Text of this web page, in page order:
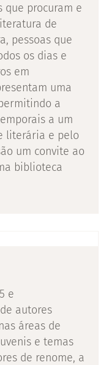
que procuram e
de
pessoas que
os dias e
em
uma
a
a um
literária e pelo
um convite ao
biblioteca
e
autores
áreas de
e temas
de renome, a